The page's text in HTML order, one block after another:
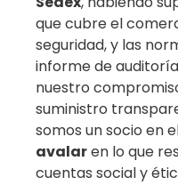
que cubre el
seguridad, y las
informe de
nuestro
suministro
somos un socio en
avalaren lo que
cuentas social y